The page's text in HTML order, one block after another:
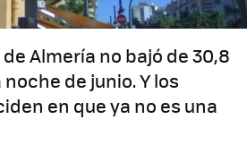
Almería no bajó de 30,8
noche de junio. Y los
en que ya no es una